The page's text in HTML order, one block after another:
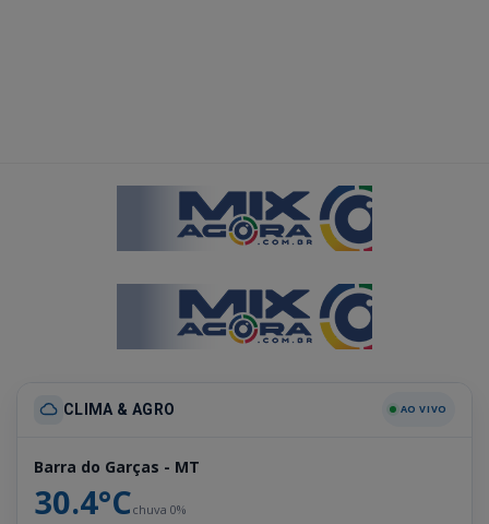
CLIMA & AGRO AO VIVO
Barra do Garças - MT
30.4°Cchuva 0%